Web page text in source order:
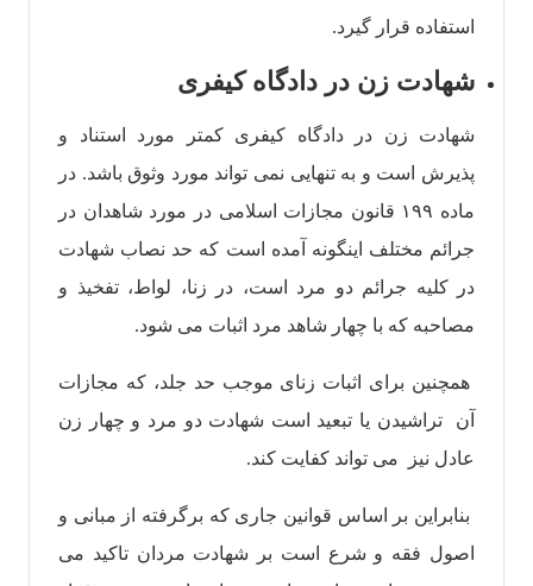
استفاده قرار گیرد.
شهادت زن در دادگاه کیفری
شهادت زن در دادگاه کیفری کمتر مورد استناد و
پذیرش است و به تنهایی نمی تواند مورد وثوق باشد. در
ماده ۱۹۹ قانون مجازات اسلامی در مورد شاهدان در
جرائم مختلف اینگونه آمده است که حد نصاب شهادت
در کلیه جرائم دو مرد است، در زنا، لواط، تفخیذ و
مصاحبه که با چهار شاهد مرد اثبات می شود.
همچنین برای اثبات زنای موجب حد جلد، که مجازات
آن تراشیدن یا تبعید است شهادت دو مرد و چهار زن
عادل نیز می تواند کفایت کند.
بنابراین بر اساس قوانین جاری که برگرفته از مبانی و
اصول فقه و شرع است بر شهادت مردان تاکید می